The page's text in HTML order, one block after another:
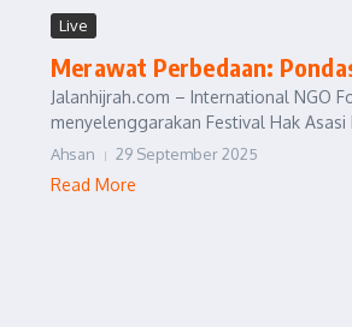
Live
Merawat Perbedaan:
Jalanhijrah.com – International NGO
menyelenggarakan Festival Hak
Ahsan 29 September 2025
Read More